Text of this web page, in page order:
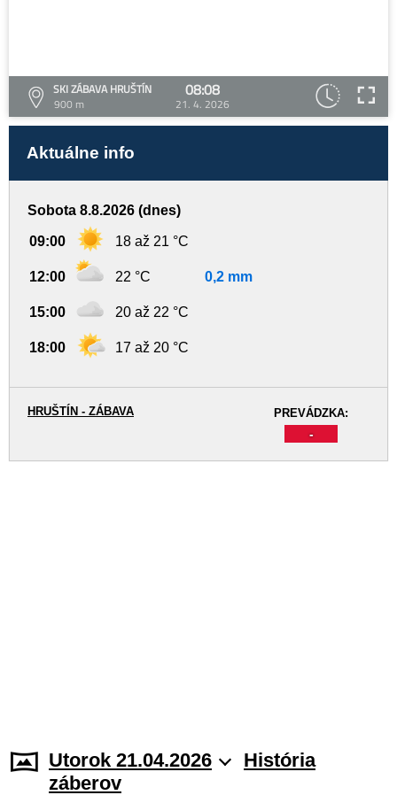
SKI ZÁBAVA HRUŠTÍN
900 m
08:08
21. 4. 2026
Aktuálne info
Sobota 8.8.2026 (dnes)
09:00 18 až 21 °C
12:00 22 °C 0,2 mm
15:00 20 až 22 °C
18:00 17 až 20 °C
PREVÁDZKA:
-
HRUŠTÍN - ZÁBAVA
Utorok 21.04.2026
História
záberov